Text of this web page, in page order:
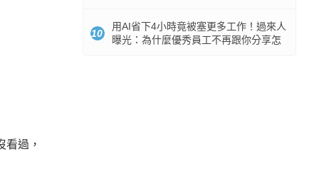
過，
10
用AI省下4小時竟被塞更多工作！過來人
曝光：為什麼優秀員工不再跟你分享怎